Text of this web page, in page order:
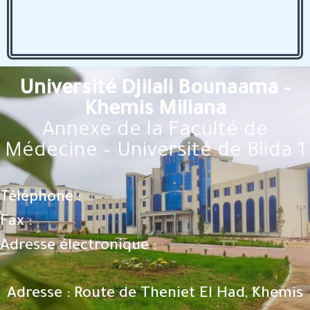
Université Djilali Bounaama –
Khemis Miliana
Annexe de la Faculté de
Médecine – Université de Blida 1
Téléphone :
Fax :
Adresse électronique :
Adresse : Route de Theniet El Had, Khemis